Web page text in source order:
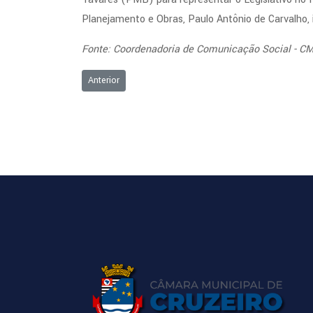
Planejamento e Obras, Paulo Antônio de
Fonte: Coordenadoria de Comunicação Social -
Artigo anterior: A V I S O - EDITAL DE LICITAÇÃO,
Anterior